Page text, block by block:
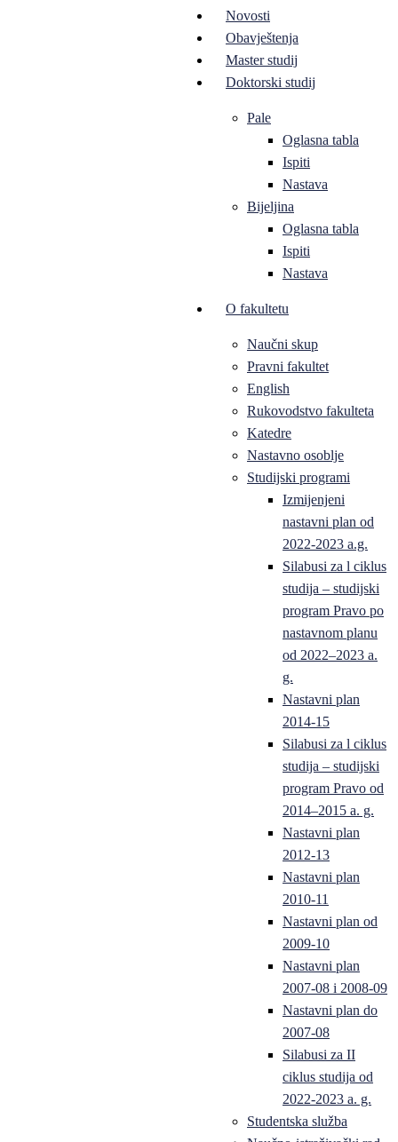
Novosti
Obavještenja
Master studij
Doktorski studij
Pale
Oglasna tabla
Ispiti
Nastava
Bijeljina
Oglasna tabla
Ispiti
Nastava
O fakultetu
Naučni skup
Pravni fakultet
English
Rukovodstvo fakulteta
Katedre
Nastavno osoblje
Studijski programi
Izmijenjeni
nastavni plan od
2022-2023 a.g.
Silabusi za l ciklus
studija – studijski
program Pravo po
nastavnom planu
od 2022–2023 a.
g.
Nastavni plan
2014-15
Silabusi za l ciklus
studija – studijski
program Pravo od
2014–2015 a. g.
Nastavni plan
2012-13
Nastavni plan
2010-11
Nastavni plan od
2009-10
Nastavni plan
2007-08 i 2008-09
Nastavni plan do
2007-08
Silabusi za II
ciklus studija od
2022-2023 a. g.
Studentska služba